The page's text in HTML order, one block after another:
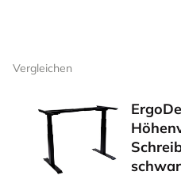
Vergleichen